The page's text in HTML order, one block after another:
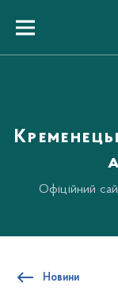
вмістуMenu
Офіційний
Новини